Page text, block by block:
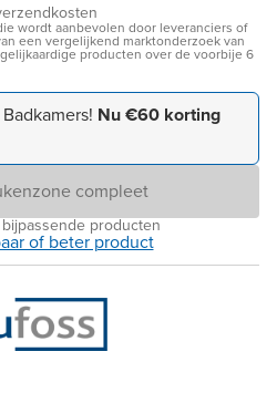
wordt aanbevolen door leveranciers of
een vergelijkend marktonderzoek van
producten over de voorbije 6
Nu €60 korting
compleet
producten
of beter product